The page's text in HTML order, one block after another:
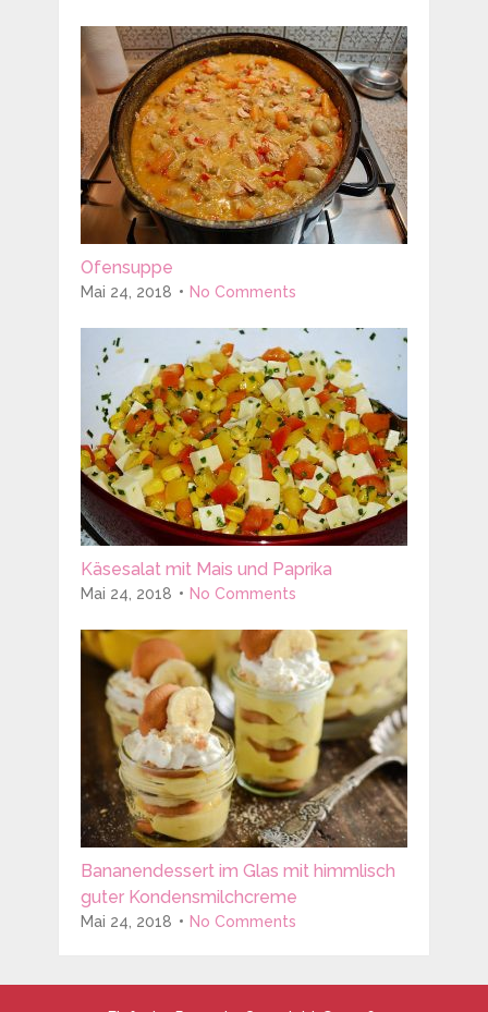
Ofensuppe
Mai 24, 2018 No Comments
Käsesalat mit Mais und Paprika
Mai 24, 2018 No Comments
Bananendessert im Glas mit himmlisch
guter Kondensmilchcreme
Mai 24, 2018 No Comments